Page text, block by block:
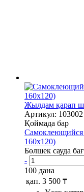
Жылдам қарап
Артикул: 103002
Қоймада бар
Самоклеющийся
160х120)
Бөлшек сауда
-
100 дана
қап. 3 500 ₸